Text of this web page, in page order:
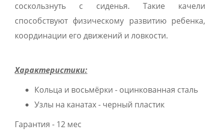
соскользнуть с сиденья. Такие качели
способствуют физическому развитию ребенка,
координации его движений и ловкости.
Характеристики:
Кольца и восьмёрки - оцинкованная сталь
Узлы на канатах - черный пластик
Гарантия - 12 мес